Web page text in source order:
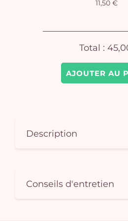
AJOUTER AU
11,50 €
Total :
Description
Conseils d'entretien